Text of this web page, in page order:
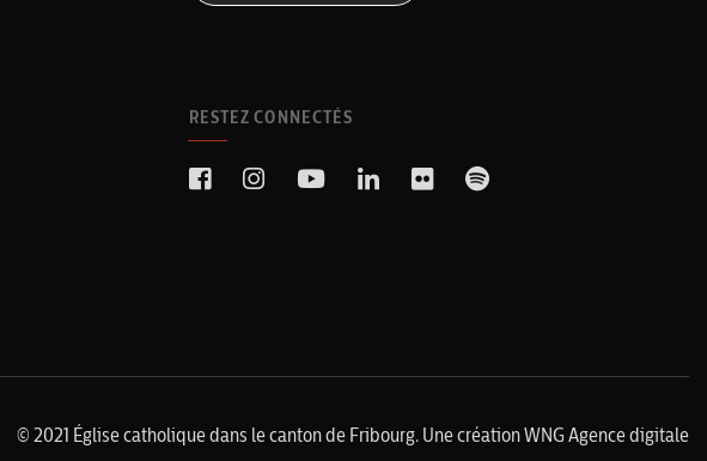
RESTEZ CONNECTÉS
© 2021 Église catholique dans le canton de Fribourg. Une créationWNG Agence digitale